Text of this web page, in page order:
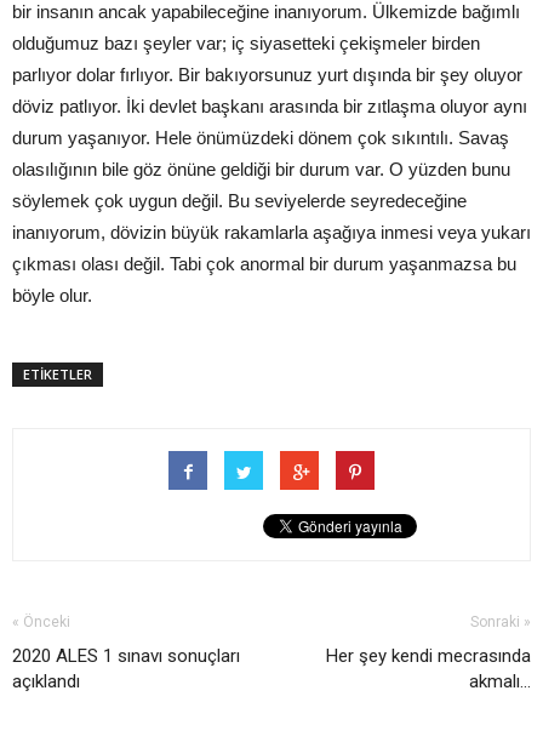
bir insanın ancak yapabileceğine inanıyorum. Ülkemizde bağımlı
olduğumuz bazı şeyler var; iç siyasetteki çekişmeler birden
parlıyor dolar fırlıyor. Bir bakıyorsunuz yurt dışında bir şey oluyor
döviz patlıyor. İki devlet başkanı arasında bir zıtlaşma oluyor aynı
durum yaşanıyor. Hele önümüzdeki dönem çok sıkıntılı. Savaş
olasılığının bile göz önüne geldiği bir durum var. O yüzden bunu
söylemek çok uygun değil. Bu seviyelerde seyredeceğine
inanıyorum, dövizin büyük rakamlarla aşağıya inmesi veya yukarı
çıkması olası değil. Tabi çok anormal bir durum yaşanmazsa bu
böyle olur.
ETİKETLER
« Önceki
2020 ALES 1 sınavı sonuçları
açıklandı
Sonraki »
Her şey kendi mecrasında
akmalı...